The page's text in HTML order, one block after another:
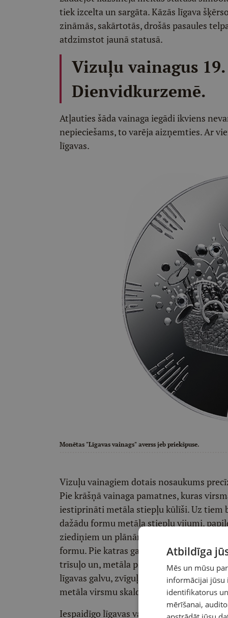
tiek izcelta un sargāta. Kāzās līgava
zināmās, sakārtotās, drošās pasaules
atdzimstot jaunā statusā.
Vizuļu vainagus
Dienvidkurzemē.
Atļauties šāda vainaga iegādi ikviens
nepieciešams, to varēja aizņemties. Ar
līgavas.
Monētas "Līgavas vainags" averss jeb priekšpuse.
Vizuļu vainagiem dotais nosaukums
Pie krāšņā vainaga pamatnes, kuras
iestiprināti metāla stiepļu kūlīši. Uz tiem
dažādu formu metāla stiepļu vijumi,
ziediņiem un plānām gluda metāla
formu. Pie katras gaisa vēsmas un
trīsuļo un, metāla plāksnītēm
līgavas galvu, zvīguļo un vizuļo, gaismai
metāla virsmu skaldnēs.
Iespaidīgo līgavas vainagu monētā
Atbildīga
Mēs un mūsu
informācijai jūsu
identifikatorus
mērīšanai,